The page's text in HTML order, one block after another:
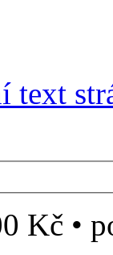
text
Kč •